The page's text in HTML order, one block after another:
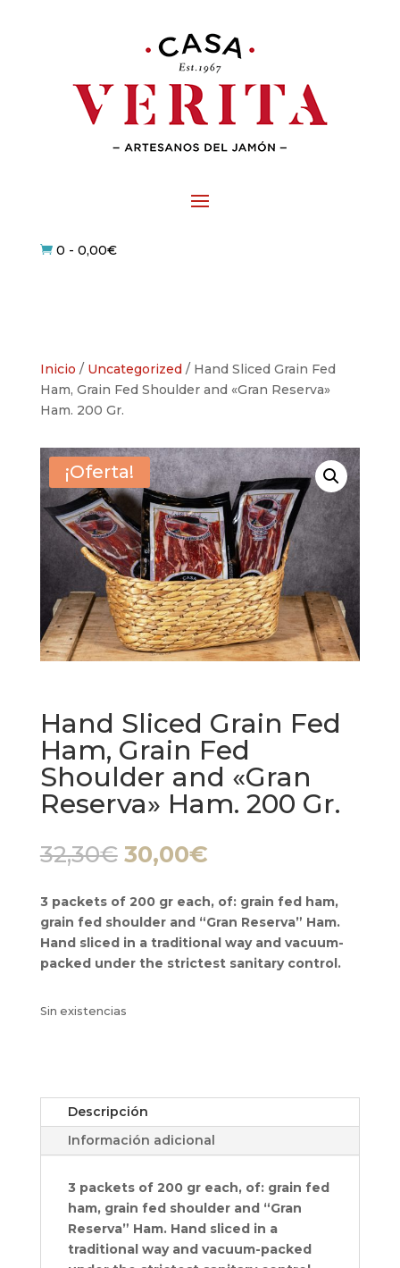
 0 - 0,00€
Inicio / Uncategorized/ Hand Sliced Grain Fed
Ham, Grain Fed Shoulder and «Gran Reserva»
Ham. 200 Gr.
¡Oferta!
Hand Sliced Grain Fed
Ham, Grain Fed
Shoulder and «Gran
Reserva» Ham. 200 Gr.
32,30€ El
precio
original
era:
32,30€.
30,00€El
actual
es:
30,00€.
3 packets of 200 gr each, of: grain fed ham,
grain fed shoulder and “Gran Reserva” Ham.
Hand sliced in a traditional way and vacuum-
packed under the strictest sanitary control.
Sin existencias
Descripción
Información adicional
3 packets of 200 gr each, of: grain fed
ham, grain fed shoulder and “Gran
Reserva” Ham. Hand sliced in a
traditional way and vacuum-packed